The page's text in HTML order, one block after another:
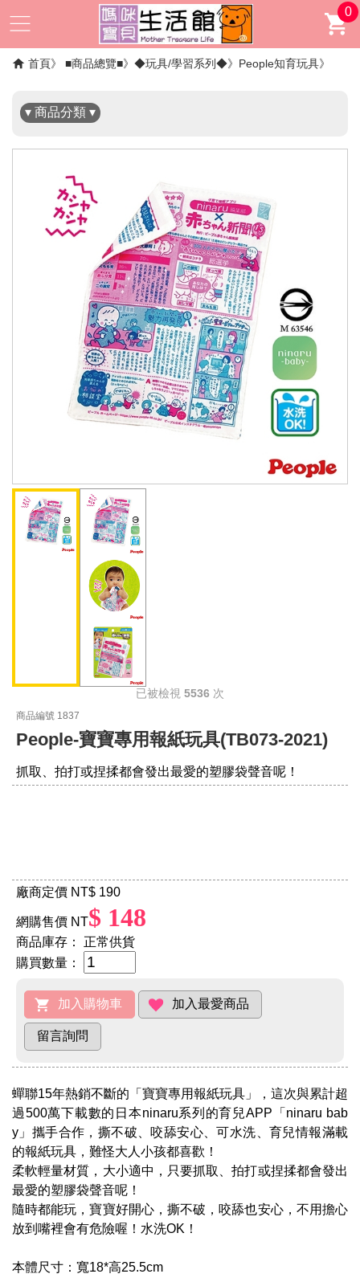
0
首頁 ■商品總覽■ ◆玩具/學習系列◆ People知育玩具
▾ 商品分類 ▾
✖
已被檢視 5536 次
商品編號 1837
People-寶寶專用報紙玩具(TB073-2021)
抓取、拍打或捏揉都會發出最愛的塑膠袋聲音呢！
廠商定價 NT$ 190
網購售價 NT$ 148
商品庫存：
正常供貨
購買數量：
蟬聯15年熱銷不斷的「寶寶專用報紙玩具」，這次與累計超
過500萬下載數的日本ninaru系列的育兒APP「ninaru bab
y」攜手合作，撕不破、咬舔安心、可水洗、育兒情報滿載
的報紙玩具，難怪大人小孩都喜歡！
柔軟輕量材質，大小適中，只要抓取、拍打或捏揉都會發出
最愛的塑膠袋聲音呢！
隨時都能玩，寶寶好開心，撕不破，咬舔也安心，不用擔心
放到嘴裡會有危險喔！水洗OK！
本體尺寸：寬18*高25.5cm